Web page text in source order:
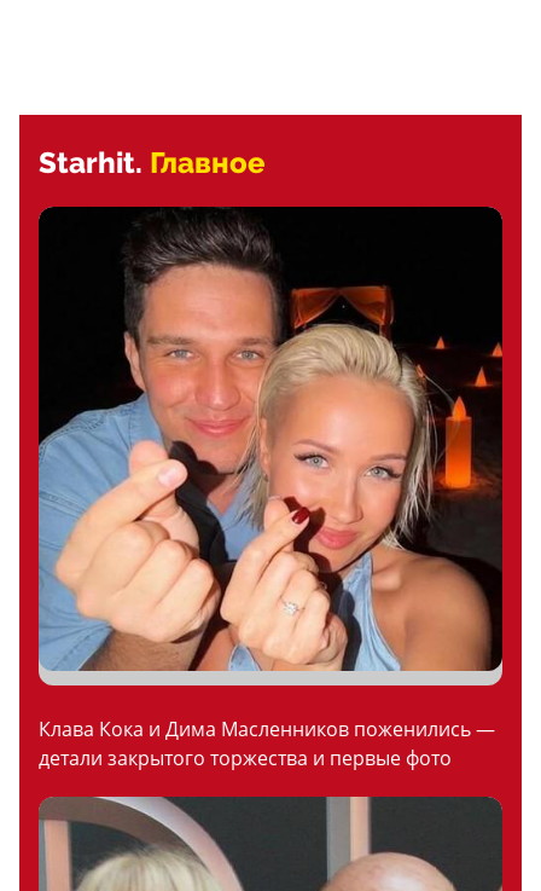
Starhit. Главное
Клава Кока и Дима Масленников поженились —
детали закрытого торжества и первые фото